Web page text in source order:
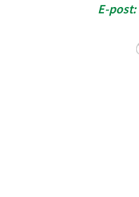
E-post: